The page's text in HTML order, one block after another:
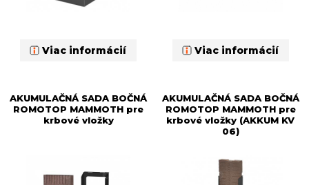
Viac informácií Viac informácií
AKUMULAČNÁ SADA BOČNÁ
ROMOTOP MAMMOTH pre
krbové vložky
AKUMULAČNÁ SADA BOČNÁ
ROMOTOP MAMMOTH pre
krbové vložky (AKKUM KV
06)